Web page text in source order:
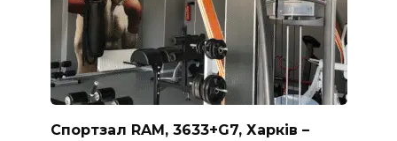
Спортзал RAM, 3633+G7, Харків –